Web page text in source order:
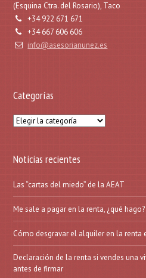
(Esquina Ctra. del Rosario), Taco
+34 922 671 671
+34 667 606 606
info@asesorianunez.es
Categorías
Categorías
Noticias recientes
Las “cartas del miedo” de la AEAT
Me sale a pagar en la renta, ¿qué hago?
Cómo desgravar el alquiler en la renta
Declaración de la renta si vendes una
antes de firmar